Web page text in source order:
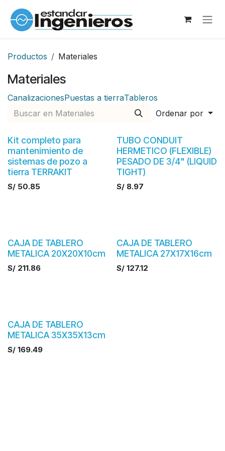
Productos Materiales
Materiales
CanalizacionesPuestas a tierraTableros
Ordenar por
Kit completo para
mantenimiento de
sistemas de pozo a
tierra TERRAKIT
S/ 50.85
TUBO CONDUIT
HERMETICO (FLEXIBLE)
PESADO DE 3/4" (LIQUID
TIGHT)
S/ 8.97
CAJA DE TABLERO
METALICA 20X20X10cm
S/ 211.86
CAJA DE TABLERO
METALICA 27X17X16cm
S/ 127.12
CAJA DE TABLERO
METALICA 35X35X13cm
S/ 169.49